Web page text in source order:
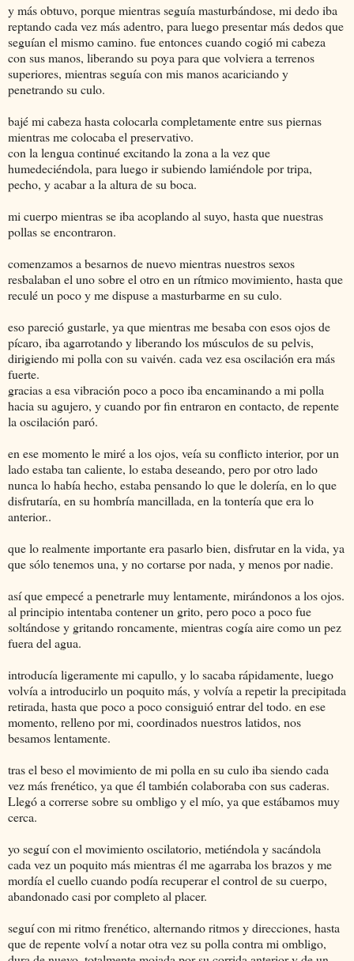
y más obtuvo, porque mientras seguía masturbándose, mi dedo iba
reptando cada vez más adentro, para luego presentar más dedos que
seguían el mismo camino. fue entonces cuando cogió mi cabeza
con sus manos, liberando su poya para que volviera a terrenos
superiores, mientras seguía con mis manos acariciando y
penetrando su culo.
bajé mi cabeza hasta colocarla completamente entre sus piernas
mientras me colocaba el preservativo.
con la lengua continué excitando la zona a la vez que
humedeciéndola, para luego ir subiendo lamiéndole por tripa,
pecho, y acabar a la altura de su boca.
mi cuerpo mientras se iba acoplando al suyo, hasta que nuestras
pollas se encontraron.
comenzamos a besarnos de nuevo mientras nuestros sexos
resbalaban el uno sobre el otro en un rítmico movimiento, hasta que
reculé un poco y me dispuse a masturbarme en su culo.
eso pareció gustarle, ya que mientras me besaba con esos ojos de
pícaro, iba agarrotando y liberando los músculos de su pelvis,
dirigiendo mi polla con su vaivén. cada vez esa oscilación era más
fuerte.
gracias a esa vibración poco a poco iba encaminando a mi polla
hacia su agujero, y cuando por fin entraron en contacto, de repente
la oscilación paró.
en ese momento le miré a los ojos, veía su conflicto interior, por un
lado estaba tan caliente, lo estaba deseando, pero por otro lado
nunca lo había hecho, estaba pensando lo que le dolería, en lo que
disfrutaría, en su hombría mancillada, en la tontería que era lo
anterior..
que lo realmente importante era pasarlo bien, disfrutar en la vida, ya
que sólo tenemos una, y no cortarse por nada, y menos por nadie.
así que empecé a penetrarle muy lentamente, mirándonos a los ojos.
al principio intentaba contener un grito, pero poco a poco fue
soltándose y gritando roncamente, mientras cogía aire como un pez
fuera del agua.
introducía ligeramente mi capullo, y lo sacaba rápidamente, luego
volvía a introducirlo un poquito más, y volvía a repetir la precipitada
retirada, hasta que poco a poco consiguió entrar del todo. en ese
momento, relleno por mi, coordinados nuestros latidos, nos
besamos lentamente.
tras el beso el movimiento de mi polla en su culo iba siendo cada
vez más frenético, ya que él también colaboraba con sus caderas.
Llegó a correrse sobre su ombligo y el mío, ya que estábamos muy
cerca.
yo seguí con el movimiento oscilatorio, metiéndola y sacándola
cada vez un poquito más mientras él me agarraba los brazos y me
mordía el cuello cuando podía recuperar el control de su cuerpo,
abandonado casi por completo al placer.
seguí con mi ritmo frenético, alternando ritmos y direcciones, hasta
que de repente volví a notar otra vez su polla contra mi ombligo,